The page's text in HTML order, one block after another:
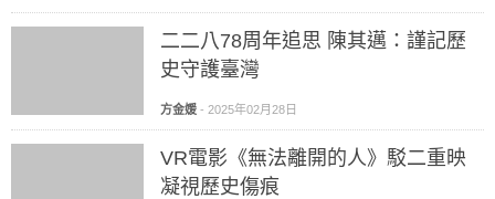
二二八78周年追思 陳其邁：謹記歷
史守護臺灣
方金媛 - 2025年02月28日
VR電影《無法離開的人》駁二重映
凝視歷史傷痕